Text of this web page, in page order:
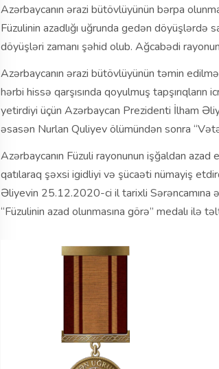
Azərbaycanın ərazi bütövlüyünün bərpa
Füzulinin azadlığı uğrunda gedən döyüşlərdə
döyüşləri zamanı şəhid olub. Ağcabədi
Azərbaycanın ərazi bütövlüyünün təmin
hərbi hissə qarşısında qoyulmuş tapşırıqların
yetirdiyi üçün Azərbaycan Prezidenti İlham
əsasən Nurlan Quliyev ölümündən sonra
Azərbaycanın Füzuli rayonunun işğaldan
qatılaraq şəxsi igidliyi və şücaəti nümayiş
Əliyevin 25.12.2020-ci il tarixli Sərəncamına
“Füzulinin azad olunmasına görə” medalı ilə